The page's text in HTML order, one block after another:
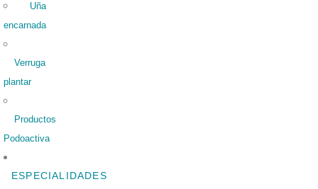
Uña
encarnada
Verruga
plantar
Productos
Podoactiva
ESPECIALIDADES